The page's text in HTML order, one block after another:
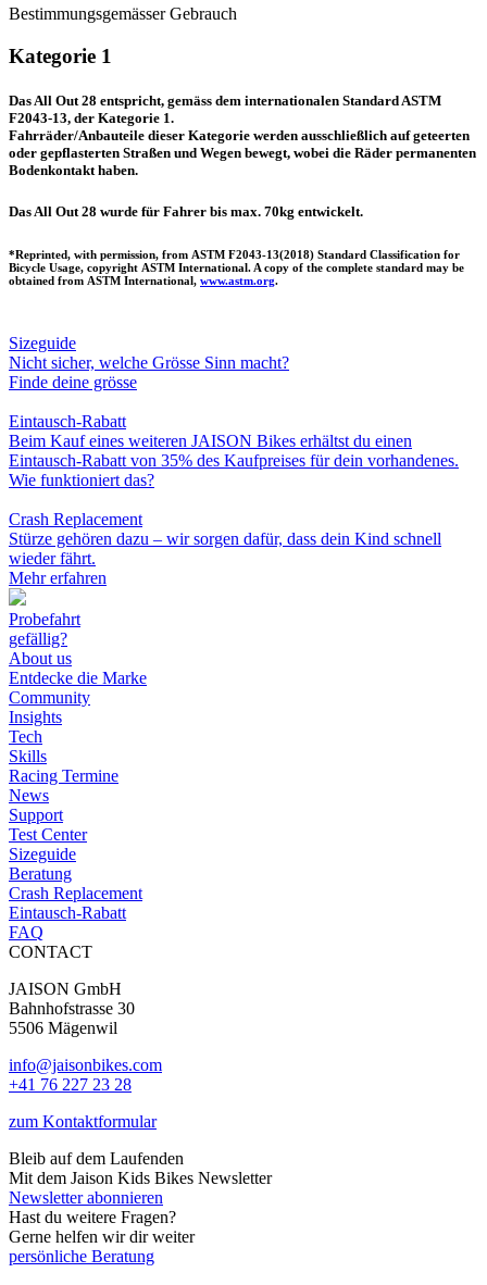
Bestimmungsgemässer Gebrauch
Kategorie 1
Das All Out 28 entspricht, gemäss dem internationalen Standard ASTM
F2043-13, der Kategorie 1.
Fahrräder/Anbauteile dieser Kategorie werden ausschließlich auf geteerten
oder gepflasterten Straßen und Wegen bewegt, wobei die Räder permanenten
Bodenkontakt haben.
Das All Out 28 wurde für Fahrer bis max. 70kg entwickelt.
*Reprinted, with permission, from ASTM F2043-13(2018) Standard Classification for
Bicycle Usage, copyright ASTM International. A copy of the complete standard may be
obtained from ASTM International, www.astm.org.
Sizeguide
Nicht sicher, welche Grösse Sinn macht?
Finde deine grösse
Eintausch-Rabatt
Beim Kauf eines weiteren JAISON Bikes erhältst du einen
Eintausch-Rabatt von 35% des Kaufpreises für dein vorhandenes.
Wie funktioniert das?
Crash Replacement
Stürze gehören dazu – wir sorgen dafür, dass dein Kind schnell
wieder fährt.
Mehr erfahren
Probefahrt
gefällig?
About us
Entdecke die Marke
Community
Insights
Tech
Skills
Racing Termine
News
Support
Test Center
Sizeguide
Beratung
Crash Replacement
Eintausch-Rabatt
FAQ
CONTACT
JAISON GmbH
Bahnhofstrasse 30
5506 Mägenwil
info@jaisonbikes.com
+41 76 227 23 28
zum Kontaktformular
Bleib auf dem Laufenden
Mit dem Jaison Kids Bikes Newsletter
Newsletter abonnieren
Hast du weitere Fragen?
Gerne helfen wir dir weiter
persönliche Beratung